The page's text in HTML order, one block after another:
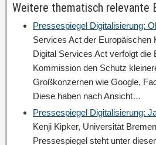
Weitere thematisch relevante
Pressespiegel Digitalisierung:
Services Act der Europäischen
Digital Services Act verfolgt die
Kommission den Schutz
Großkonzernen wie Google,
Diese haben nach Ansicht…
Pressespiegel Digitalisierung:
Kenji Kipker, Universität
Pressespiegel steht unter